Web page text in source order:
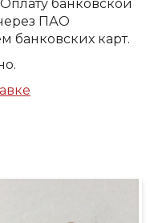
банковской
ПАО
банковских карт.